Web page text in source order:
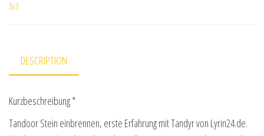
3x3
DESCRIPTION
Kurzbeschreibung *
Tandoor Stein einbrennen, erste Erfahrung mit Tandyr von Lyrin24.de.